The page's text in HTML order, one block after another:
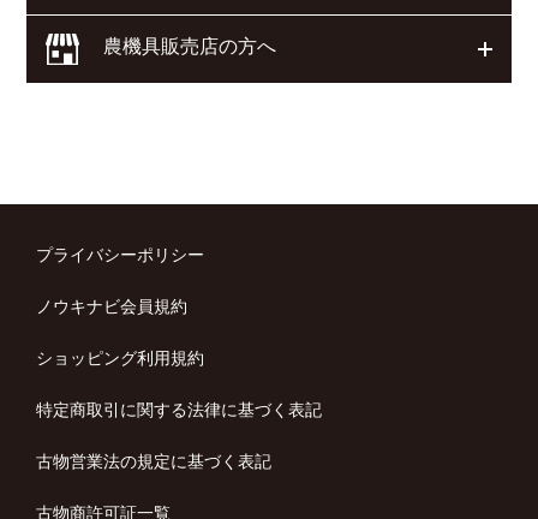
農機具販売店の方へ
プライバシーポリシー
ノウキナビ会員規約
ショッピング利用規約
特定商取引に関する法律に基づく表記
古物営業法の規定に基づく表記
古物商許可証一覧